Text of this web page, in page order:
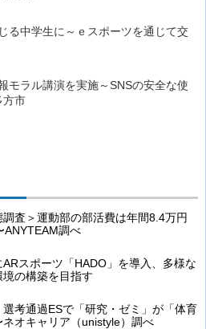
る中学生に～ｅスポーツを通じて交
モラル講演を実施～SNSの安全な使
方市
査＞運動部の部活費は年間8.4万円
ANYTEAM調べ
スポーツ「HADO」を導入、多様な
の構築を目指す
考通過ESで「研究・ゼミ」が「体育
オキャリア（unistyle）調べ